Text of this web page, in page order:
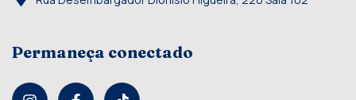
Permaneça conectado